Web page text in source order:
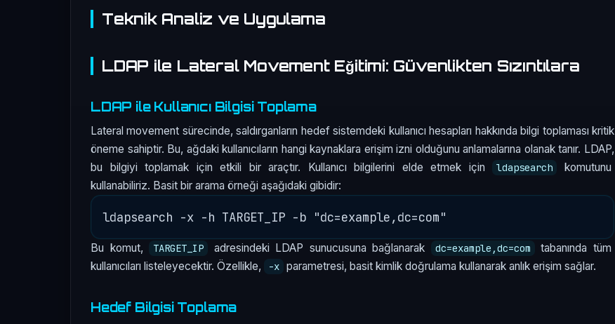
Teknik Analiz ve Uygulama
LDAP ile Lateral Movement Eğitimi: Güvenlikten Sızıntılara
LDAP ile Kullanıcı Bilgisi Toplama
Lateral movement sürecinde, saldırganların hedef sistemdeki kullanıcı hesapları hakkında bilgi toplaması kritik
öneme sahiptir. Bu, ağdaki kullanıcıların hangi kaynaklara erişim izni olduğunu anlamalarına olanak tanır. LDAP,
bu bilgiyi toplamak için etkili bir araçtır. Kullanıcı bilgilerini elde etmek için
ldapsearch
komutunu
kullanabiliriz. Basit bir arama örneği aşağıdaki gibidir:
Bu komut, TARGET_IP adresindeki LDAP sunucusuna bağlanarak dc=example,dc=com
tabanında tüm
kullanıcıları listeleyecektir. Özellikle,
-x parametresi, basit kimlik doğrulama kullanarak anlık erişim sağlar.
Hedef Bilgisi Toplama